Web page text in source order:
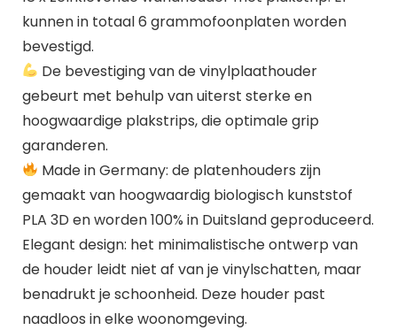
kunnen in totaal 6 grammofoonplaten worden
bevestigd.
De bevestiging van de vinylplaathouder
gebeurt met behulp van uiterst sterke en
hoogwaardige plakstrips, die optimale grip
garanderen.
Made in Germany: de platenhouders zijn
gemaakt van hoogwaardig biologisch kunststof
PLA 3D en worden 100% in Duitsland geproduceerd.
Elegant design: het minimalistische ontwerp van
de houder leidt niet af van je vinylschatten, maar
benadrukt je schoonheid. Deze houder past
naadloos in elke woonomgeving.